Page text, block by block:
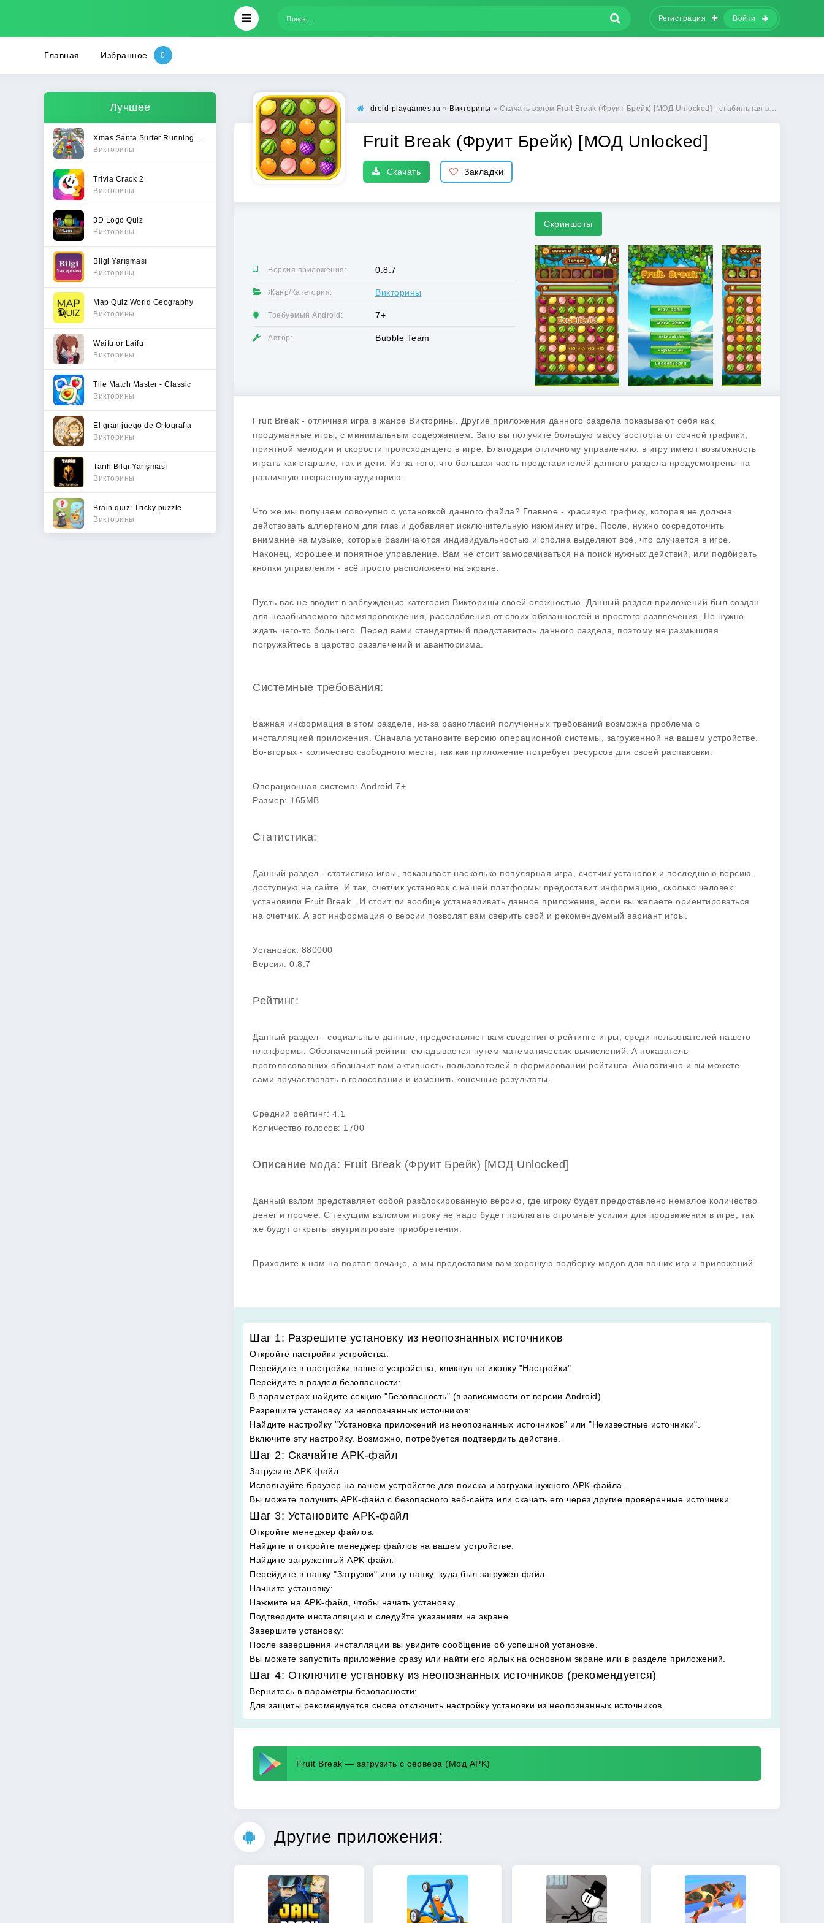
Регистрация Войти
Главная Избранное
Лучшее
Викторины
Trivia Crack 2
Викторины
3D Logo Quiz
Викторины
Bilgi Yarışması
Викторины
Map Quiz World Geography
Викторины
Waifu or Laifu
Викторины
Tile Match Master - Classic
Викторины
El gran juego de Ortografía
Викторины
Tarih Bilgi Yarışması
Викторины
Brain quiz: Tricky puzzle
Викторины
droid-playgames.ru » Викторины » Скачать взлом Fruit Break (Фруит Брейк) [МОД Unlocked] - стабильная версия apk на Андроид
Fruit Break (Фруит Брейк) [МОД Unlocked]
Скачать Закладки
Версия приложения: 0.8.7
Жанр/Категория: Викторины
Требуемый Android: 7+
Автор: Bubble Team
Скриншоты
Fruit Break - отличная игра в жанре Викторины. Другие приложения данного раздела показывают себя как
продуманные игры, с минимальным содержанием. Зато вы получите большую массу восторга от сочной графики,
приятной мелодии и скорости происходящего в игре. Благодаря отличному управлению, в игру имеют возможность
играть как старшие, так и дети. Из-за того, что большая часть представителей данного раздела предусмотрены на
различную возрастную аудиторию.
Что же мы получаем совокупно с установкой данного файла? Главное - красивую графику, которая не должна
действовать аллергеном для глаз и добавляет исключительную изюминку игре. После, нужно сосредоточить
внимание на музыке, которые различаются индивидуальностью и сполна выделяют всё, что случается в игре.
Наконец, хорошее и понятное управление. Вам не стоит заморачиваться на поиск нужных действий, или подбирать
кнопки управления - всё просто расположено на экране.
Пусть вас не вводит в заблуждение категория Викторины своей сложностью. Данный раздел приложений был создан
для незабываемого времяпровождения, расслабления от своих обязанностей и простого развлечения. Не нужно
ждать чего-то большего. Перед вами стандартный представитель данного раздела, поэтому не размышляя
погружайтесь в царство развлечений и авантюризма.
Системные требования:
Важная информация в этом разделе, из-за разногласий полученных требований возможна проблема с
инсталляцией приложения. Сначала установите версию операционной системы, загруженной на вашем устройстве.
Во-вторых - количество свободного места, так как приложение потребует ресурсов для своей распаковки.
Операционная система: Android 7+
Размер: 165MB
Статистика:
Данный раздел - статистика игры, показывает насколько популярная игра, счетчик установок и последнюю версию,
доступную на сайте. И так, счетчик установок с нашей платформы предоставит информацию, сколько человек
установили Fruit Break . И стоит ли вообще устанавливать данное приложения, если вы желаете ориентироваться
на счетчик. А вот информация о версии позволят вам сверить свой и рекомендуемый вариант игры.
Установок: 880000
Версия: 0.8.7
Рейтинг:
Данный раздел - социальные данные, предоставляет вам сведения о рейтинге игры, среди пользователей нашего
платформы. Обозначенный рейтинг складывается путем математических вычислений. А показатель
проголосовавших обозначит вам активность пользователей в формировании рейтинга. Аналогично и вы можете
сами поучаствовать в голосовании и изменить конечные результаты.
Средний рейтинг: 4.1
Количество голосов: 1700
Описание мода: Fruit Break (Фруит Брейк) [МОД Unlocked]
Данный взлом представляет собой разблокированную версию, где игроку будет предоставлено немалое количество
денег и прочее. С текущим взломом игроку не надо будет прилагать огромные усилия для продвижения в игре, так
же будут открыты внутриигровые приобретения.
Приходите к нам на портал почаще, а мы предоставим вам хорошую подборку модов для ваших игр и приложений.
Шаг 1: Разрешите установку из неопознанных источников
Откройте настройки устройства:
Перейдите в настройки вашего устройства, кликнув на иконку "Настройки".
Перейдите в раздел безопасности:
В параметрах найдите секцию "Безопасность" (в зависимости от версии Android).
Разрешите установку из неопознанных источников:
Найдите настройку "Установка приложений из неопознанных источников" или "Неизвестные источники".
Включите эту настройку. Возможно, потребуется подтвердить действие.
Шаг 2: Скачайте APK-файл
Загрузите APK-файл:
Используйте браузер на вашем устройстве для поиска и загрузки нужного APK-файла.
Вы можете получить APK-файл с безопасного веб-сайта или скачать его через другие проверенные источники.
Шаг 3: Установите APK-файл
Откройте менеджер файлов:
Найдите и откройте менеджер файлов на вашем устройстве.
Найдите загруженный APK-файл:
Перейдите в папку "Загрузки" или ту папку, куда был загружен файл.
Начните установку:
Нажмите на APK-файл, чтобы начать установку.
Подтвердите инсталляцию и следуйте указаниям на экране.
Завершите установку:
После завершения инсталляции вы увидите сообщение об успешной установке.
Вы можете запустить приложение сразу или найти его ярлык на основном экране или в разделе приложений.
Шаг 4: Отключите установку из неопознанных источников (рекомендуется)
Вернитесь в параметры безопасности:
Для защиты рекомендуется снова отключить настройку установки из неопознанных источников.
Fruit Break — загрузить с сервера (Мод APK)
Другие приложения: